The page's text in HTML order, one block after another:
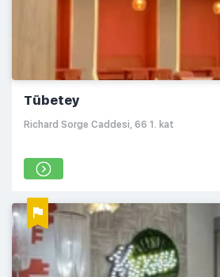
Tübetey
Richard Sorge Caddesi, 66 1. kat